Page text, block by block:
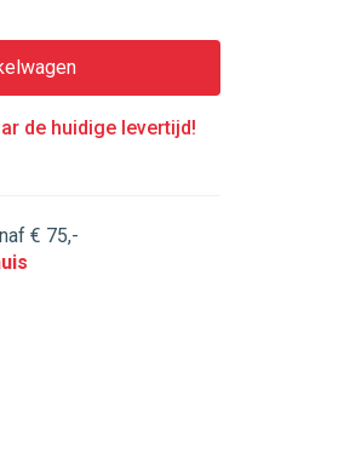
de huidige levertijd!
€ 75,-